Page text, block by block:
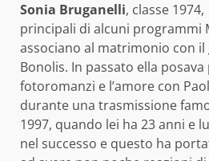
Sonia Bruganelli, classe
principali di alcuni programmi
associano al matrimonio con il
Bonolis. In passato ella
fotoromanzi e l’amore con
durante una trasmissione
1997, quando lei ha 23 anni e
nel successo e questo ha